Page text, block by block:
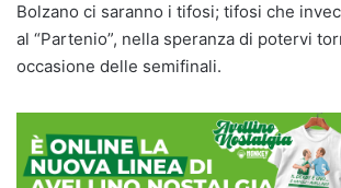
Bolzano ci saranno i tifosi; tifosi che
al “Partenio”, nella speranza di potervi
occasione delle semifinali.